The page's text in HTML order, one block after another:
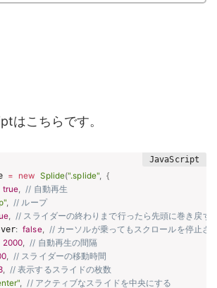
はこちらです。
= new Splide(".splide", {
true, // 自動再生
, // ループ
, // スライダーの終わりまで行ったら先頭に巻き戻す
: false, // カーソルが乗ってもスクロールを停止さ
2000, // 自動再生の間隔
, // スライダーの移動時間
, // 表示するスライドの枚数
, // アクティブなスライドを中央にする